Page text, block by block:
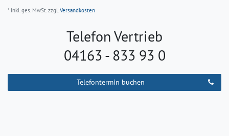
* inkl. ges. MwSt. zzgl. Versandkosten
Telefon Vertrieb
04163 - 833 93 0
Telefontermin buchen